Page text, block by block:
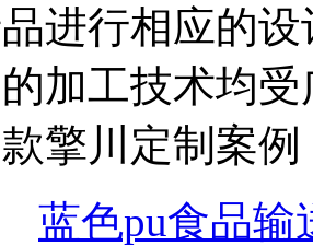
进行相应的
加工技术均
擎川定制案
蓝色pu食品输